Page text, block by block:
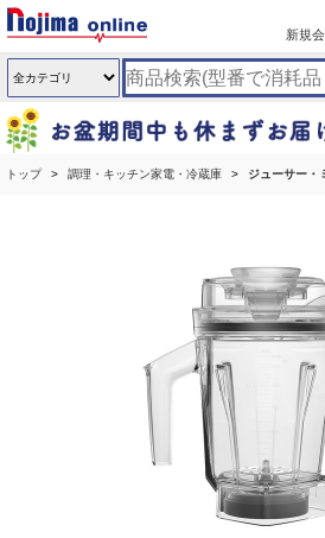
新規
トップ 調理・キッチン家電・冷蔵庫 ジューサー・